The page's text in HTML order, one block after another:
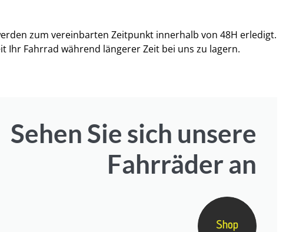
zum vereinbarten Zeitpunkt innerhalb von 48H erledigt.
Ihr Fahrrad während längerer Zeit bei uns zu lagern.
Sehen Sie sich unsere
Fahrräder an
Shop